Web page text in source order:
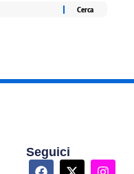
Seguici